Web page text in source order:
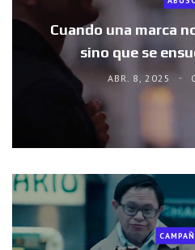
Cuando una marca
sino que se
ABR. 8, 2025